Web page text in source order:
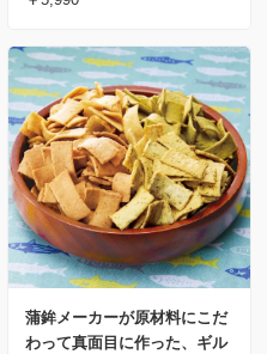
蒲鉾メーカーが原材料にこだ
わって真面目に作った、ギル